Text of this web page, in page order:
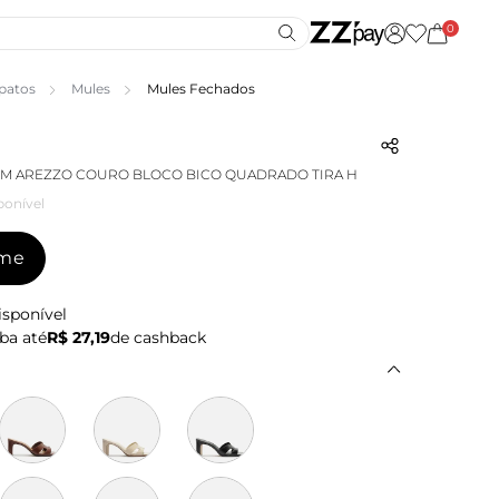
0
Mules Mules Fechados
AREZZO COURO BLOCO BICO QUADRADO TIRA H
atéR$ 27,19de cashback